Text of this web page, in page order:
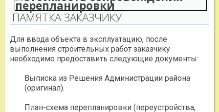
ПАМЯТКА ЗАКАЗЧИКУ
Для ввода объекта в эксплуатацию, после
выполнения строительных работ заказчику
необходимо предоставить следующие документы:
Выписка из Решения Администрации района
(оригинал).
План-схема перепланировки (переустройства,